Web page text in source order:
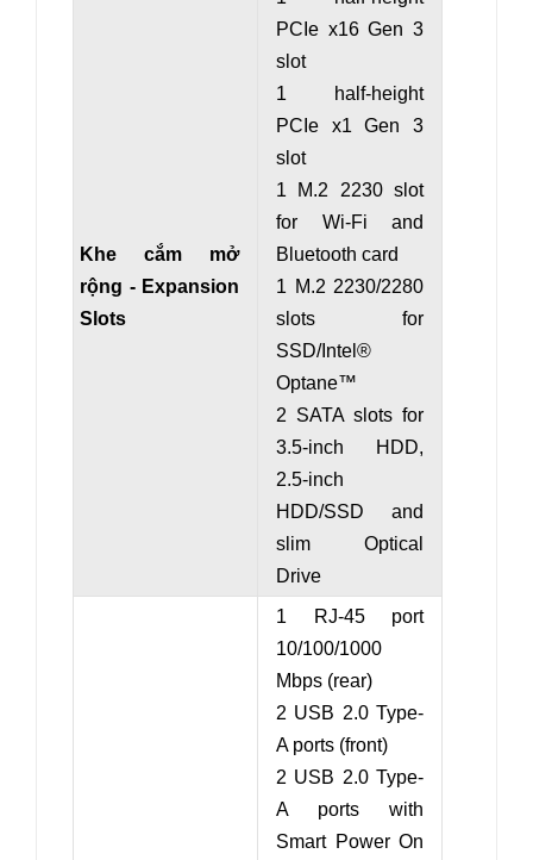
Khe cắm mở
rộng - Expansion
Slots
PCIe x16 Gen 3
slot
1 half-height
PCIe x1 Gen 3
slot
1 M.2 2230 slot
for Wi-Fi and
Bluetooth card
1 M.2 2230/2280
slots for
SSD/Intel®
Optane™
2 SATA slots for
3.5-inch HDD,
2.5-inch
HDD/SSD and
slim Optical
Drive
1 RJ-45 port
10/100/1000
Mbps (rear)
2 USB 2.0 Type-
A ports (front)
2 USB 2.0 Type-
A ports with
Smart Power On